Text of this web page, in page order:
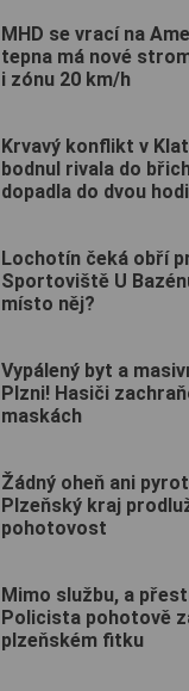
MHD se vrací na
tepna má nové
i zónu 20 km/h
Krvavý konflikt v
bodnul rivala do
dopadla do dvou
Lochotín čeká obří
Sportoviště U
místo něj?
Vypálený byt a
Plzni! Hasiči
maskách
Žádný oheň ani
Plzeňský kraj
pohotovost
Mimo službu, a
Policista pohotově
plzeňském fitku